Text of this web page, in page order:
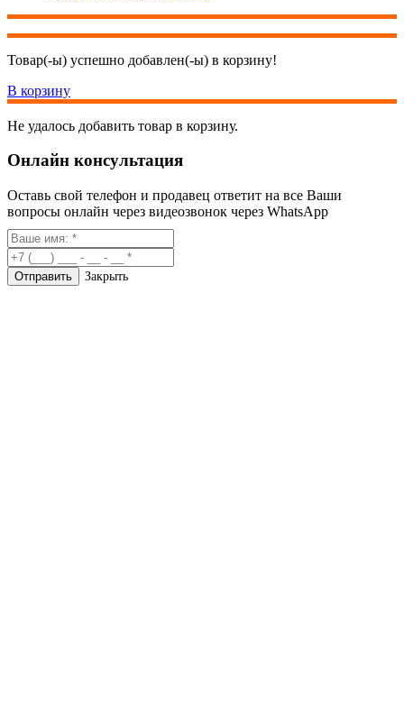
Товар(-ы) успешно добавлен(-ы) в корзину!
В корзину
Не удалось добавить товар в корзину.
Онлайн консультация
Оставь свой телефон и продавец ответит на все Ваши
вопросы онлайн через видеозвонок через WhatsApp
Закрыть